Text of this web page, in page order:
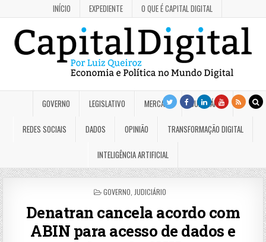
INÍCIO EXPEDIENTE O QUE É CAPITAL DIGITAL
GOVERNO LEGISLATIVO MERCADO JUDICIÁRIO
REDES SOCIAIS DADOS OPINIÃO TRANSFORMAÇÃO DIGITAL
INTELIGÊNCIA ARTIFICIAL
POSTED
GOVERNO JUDICIÁRIO
Denatran cancela acordo com
ABIN para acesso de dados e